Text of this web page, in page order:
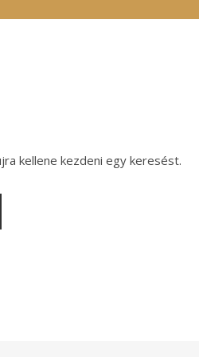
kellene kezdeni egy keresést.